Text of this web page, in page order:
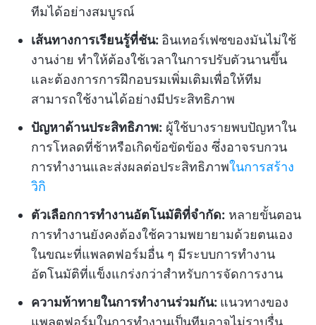
ทีมได้อย่างสมบูรณ์
เส้นทางการเรียนรู้ที่ชัน: อินเทอร์เฟซของมันไม่ใช้
งานง่าย ทำให้ต้องใช้เวลาในการปรับตัวนานขึ้น
และต้องการการฝึกอบรมเพิ่มเติมเพื่อให้ทีม
สามารถใช้งานได้อย่างมีประสิทธิภาพ
ปัญหาด้านประสิทธิภาพ: ผู้ใช้บางรายพบปัญหาใน
การโหลดที่ช้าหรือเกิดข้อขัดข้อง ซึ่งอาจรบกวน
การทำงานและส่งผลต่อประสิทธิภาพในการสร้าง
วิกิ
ตัวเลือกการทำงานอัตโนมัติที่จำกัด: หลายขั้นตอน
การทำงานยังคงต้องใช้ความพยายามด้วยตนเอง
ในขณะที่แพลตฟอร์มอื่น ๆ มีระบบการทำงาน
อัตโนมัติที่แข็งแกร่งกว่าสำหรับการจัดการงาน
ความท้าทายในการทำงานร่วมกัน: แนวทางของ
แพลตฟอร์มในการทำงานเป็นทีมอาจไม่ราบรื่น